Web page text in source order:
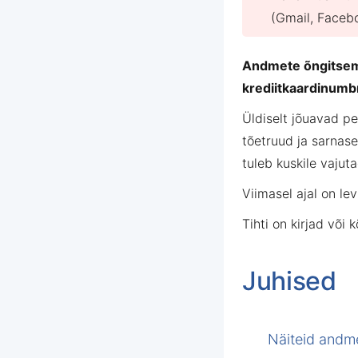
(Gmail,
Andmete
Üldiselt jõuavad
tõetruud ja
tuleb kuskile
Viimasel ajal on
Tihti on kirjad või
Juhised
Näiteid